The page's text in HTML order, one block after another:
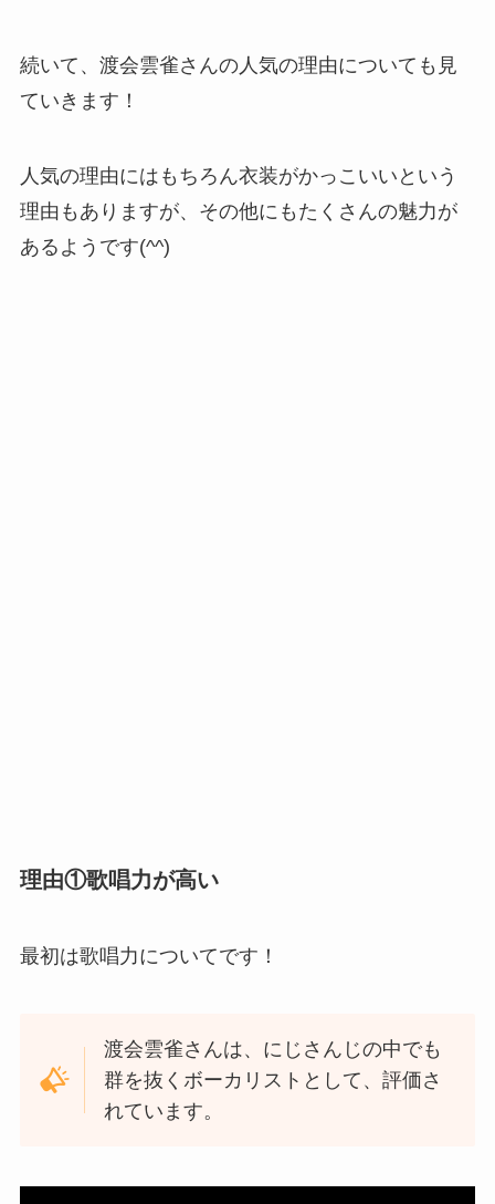
続いて、渡会雲雀さんの人気の理由についても見
ていきます！
人気の理由にはもちろん衣装がかっこいいという
理由もありますが、その他にもたくさんの魅力が
あるようです(^^)
理由①歌唱力が高い
最初は歌唱力についてです！
渡会雲雀さんは、にじさんじの中でも
群を抜くボーカリストとして、評価さ
れています。